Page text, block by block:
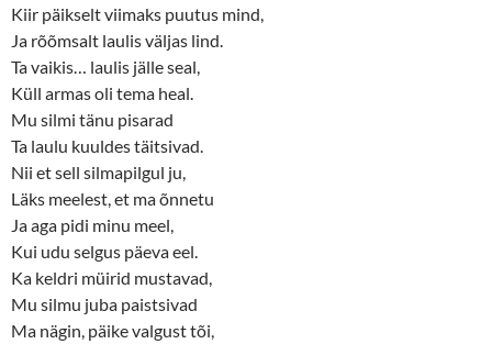
Kiir päikselt viimaks puutus mind,
Ja rõõmsalt laulis väljas lind.
Ta vaikis… laulis jälle seal,
Küll armas oli tema heal.
Mu silmi tänu pisarad
Ta laulu kuuldes täitsivad.
Nii et sell silmapilgul ju,
Läks meelest, et ma õnnetu
Ja aga pidi minu meel,
Kui udu selgus päeva eel.
Ka keldri müirid mustavad,
Mu silmu juba paistsivad
Ma nägin, päike valgust tõi,